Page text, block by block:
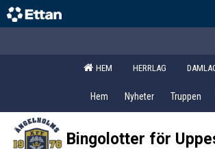
HEM HERRLAG
Hem Nyheter Truppen
Bingolotter för